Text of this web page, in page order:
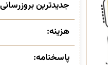
جدیدترین
هزینه:
پاسخنامه: